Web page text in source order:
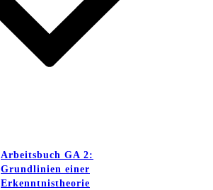
Arbeitsbuch GA 2:
Grundlinien einer
Erkenntnistheorie